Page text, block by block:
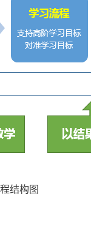
结构图